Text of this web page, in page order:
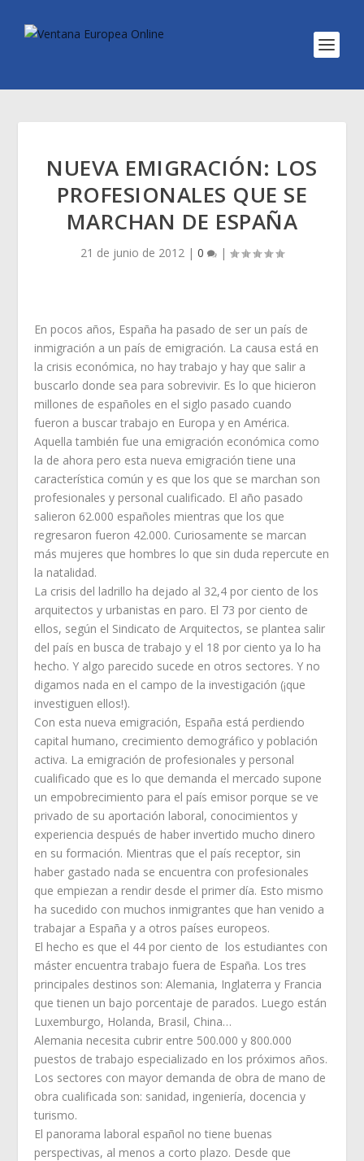
NUEVA EMIGRACIÓN: LOS
PROFESIONALES QUE SE
MARCHAN DE ESPAÑA
21 de junio de 2012 | 0 |
En pocos años, España ha pasado de ser un país de
inmigración a un país de emigración. La causa está en
la crisis económica, no hay trabajo y hay que salir a
buscarlo donde sea para sobrevivir. Es lo que hicieron
millones de españoles en el siglo pasado cuando
fueron a buscar trabajo en Europa y en América.
Aquella también fue una emigración económica como
la de ahora pero esta nueva emigración tiene una
característica común y es que los que se marchan son
profesionales y personal cualificado. El año pasado
salieron 62.000 españoles mientras que los que
regresaron fueron 42.000. Curiosamente se marcan
más mujeres que hombres lo que sin duda repercute en
la natalidad.
La crisis del ladrillo ha dejado al 32,4 por ciento de los
arquitectos y urbanistas en paro. El 73 por ciento de
ellos, según el Sindicato de Arquitectos, se plantea salir
del país en busca de trabajo y el 18 por ciento ya lo ha
hecho. Y algo parecido sucede en otros sectores. Y no
digamos nada en el campo de la investigación (¡que
investiguen ellos!).
Con esta nueva emigración, España está perdiendo
capital humano, crecimiento demográfico y población
activa. La emigración de profesionales y personal
cualificado que es lo que demanda el mercado supone
un empobrecimiento para el país emisor porque se ve
privado de su aportación laboral, conocimientos y
experiencia después de haber invertido mucho dinero
en su formación. Mientras que el país receptor, sin
haber gastado nada se encuentra con profesionales
que empiezan a rendir desde el primer día. Esto mismo
ha sucedido con muchos inmigrantes que han venido a
trabajar a España y a otros países europeos.
El hecho es que el 44 por ciento de los estudiantes con
máster encuentra trabajo fuera de España. Los tres
principales destinos son: Alemania, Inglaterra y Francia
que tienen un bajo porcentaje de parados. Luego están
Luxemburgo, Holanda, Brasil, China…
Alemania necesita cubrir entre 500.000 y 800.000
puestos de trabajo especializado en los próximos años.
Los sectores con mayor demanda de obra de mano de
obra cualificada son: sanidad, ingeniería, docencia y
turismo.
El panorama laboral español no tiene buenas
perspectivas, al menos a corto plazo. Desde que